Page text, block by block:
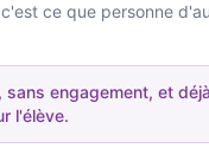
ce que personne
sans engagement, et
l'élève.